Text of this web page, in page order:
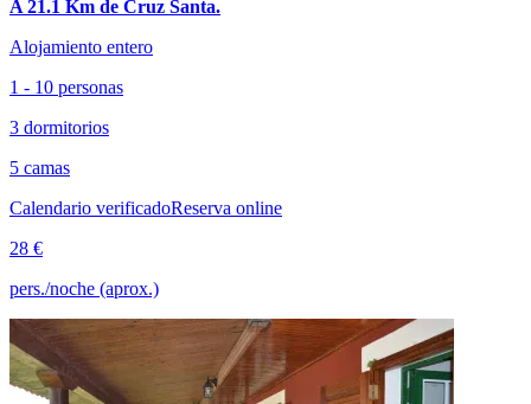
A 21.1 Km de Cruz Santa.
Alojamiento entero
1 - 10 personas
3 dormitorios
5 camas
Calendario verificadoReserva online
28 €
pers./noche (aprox.)